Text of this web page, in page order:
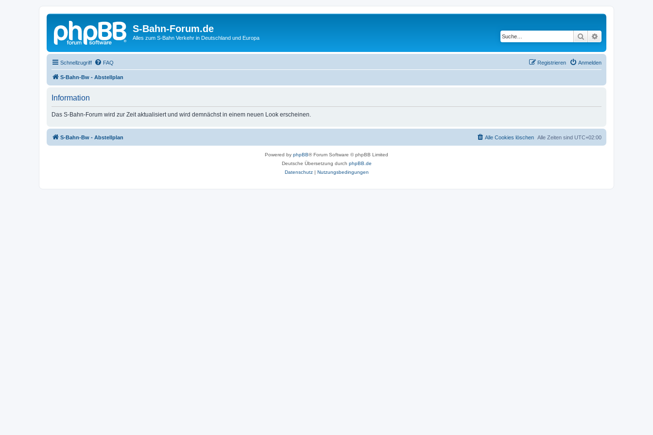
S-Bahn-Forum.de
Alles zum S-Bahn Verkehr in Deutschland und Europa Suche
Schnellzugriff FAQ Anmelden
Registrieren
S-Bahn-Bw - Abstellplan
Information
Das S-Bahn-Forum wird zur Zeit aktualisiert und wird demnächst in einem neuen Look erscheinen.
S-Bahn-Bw - Abstellplan Alle Zeiten sind UTC+02:00
Alle Cookies löschen
Powered by phpBB® Forum Software © phpBB Limited
Deutsche Übersetzung durch phpBB.de
Datenschutz| Nutzungsbedingungen